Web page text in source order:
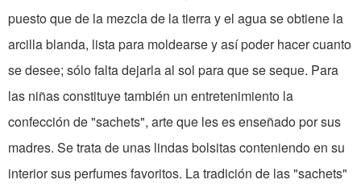
puesto que de la mezcla de la tierra y el agua se obtiene la
arcilla blanda, lista para moldearse y así poder hacer cuanto
se desee; sólo falta dejarla al sol para que se seque. Para
las niñas constituye también un entretenimiento la
confección de "sachets", arte que les es enseñado por sus
madres. Se trata de unas lindas bolsitas conteniendo en su
interior sus perfumes favoritos. La tradición de las "sachets"